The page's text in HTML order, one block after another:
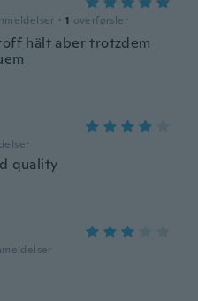
· 1 overførsler
hält aber trotzdem
quality